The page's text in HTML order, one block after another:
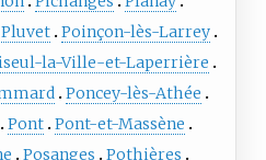
Pluvet Poinçon-lès-Larrey
la-Ville-et-Laperrière
Poncey-lès-Athée
Pont Pont-et-Massène
Posanges
Pothières